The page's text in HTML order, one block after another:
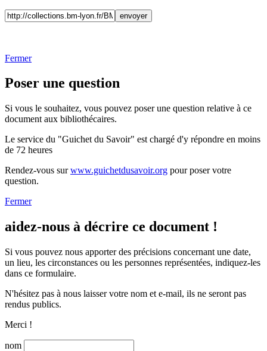
Fermer
Poser une question
Si vous le souhaitez, vous pouvez poser une question relative à ce
document aux bibliothécaires.
Le service du "Guichet du Savoir" est chargé d'y répondre en moins
de 72 heures
Rendez-vous surwww.guichetdusavoir.org pour poser votre
question.
Fermer
aidez-nous à décrire ce document !
Si vous pouvez nous apporter des précisions concernant une date,
un lieu, les circonstances ou les personnes représentées, indiquez-les
dans ce formulaire.
N'hésitez pas à nous laisser votre nom et e-mail, ils ne seront pas
rendus publics.
Merci !
nom